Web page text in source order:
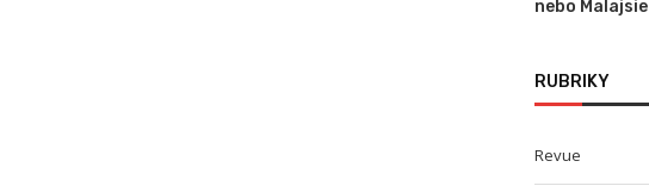
nebo Malajsie
RUBRIKY
Revue